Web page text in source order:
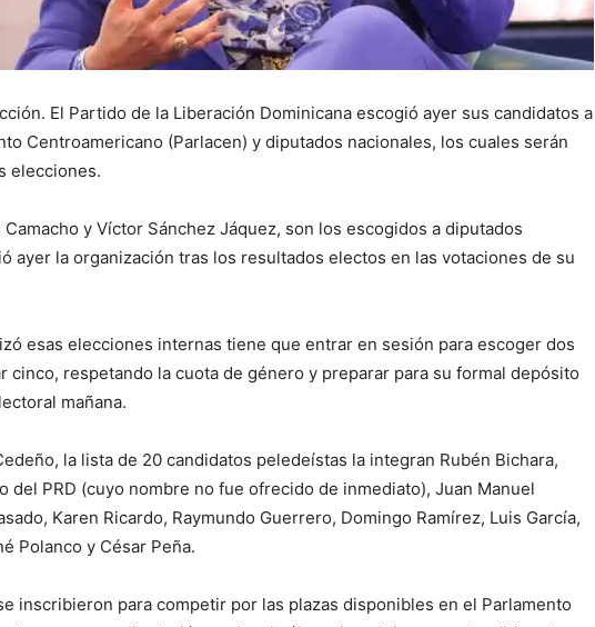
El Partido de la Liberación Dominicana escogió ayer sus candidatos a
Centroamericano (Parlacen) y diputados nacionales, los cuales serán
elecciones.
Camacho y Víctor Sánchez Jáquez, son los escogidos a diputados
ayer la organización tras los resultados electos en las votaciones de su
esas elecciones internas tiene que entrar en sesión para escoger dos
cinco, respetando la cuota de género y preparar para su formal depósito
mañana.
la lista de 20 candidatos peledeístas la integran Rubén Bichara,
del PRD (cuyo nombre no fue ofrecido de inmediato), Juan Manuel
Karen Ricardo, Raymundo Guerrero, Domingo Ramírez, Luis García,
Polanco y César Peña.
inscribieron para competir por las plazas disponibles en el Parlamento